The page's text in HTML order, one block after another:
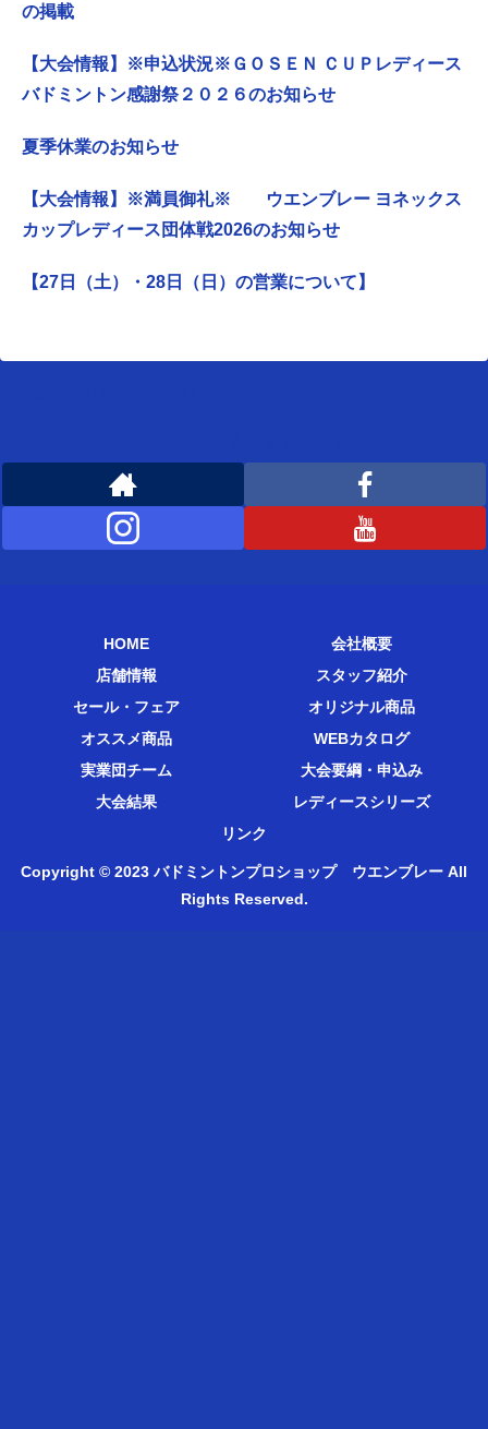
の掲載
【大会情報】※申込状況※ＧＯＳＥＮ ＣＵＰレディース
バドミントン感謝祭２０２６のお知らせ
夏季休業のお知らせ
【大会情報】※満員御礼※ ウエンブレー ヨネックス
カップレディース団体戦2026のお知らせ
【27日（土）・28日（日）の営業について】
HOME
会社概要
店舗情報
スタッフ紹介
セール・フェア
オリジナル商品
オススメ商品
WEBカタログ
実業団チーム
大会要綱・申込み
大会結果
レディースシリーズ
リンク
Copyright © 2023 バドミントンプロショップ ウエンブレー All
Rights Reserved.